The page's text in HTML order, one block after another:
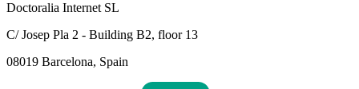
Doctoralia Internet SL
C/ Josep Pla 2 - Building B2, floor 13
08019 Barcelona, Spain